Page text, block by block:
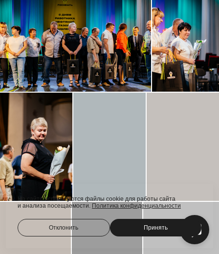
На сайте используются файлы cookie для работы сайта
и анализа посещаемости. Политика конфиденциальности
Отклонить Принять